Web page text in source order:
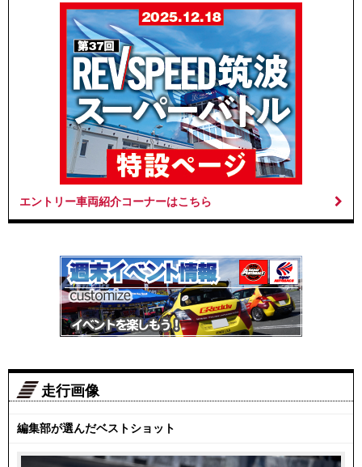
エントリー車両紹介コーナーはこちら
走行画像
編集部が選んだベストショット